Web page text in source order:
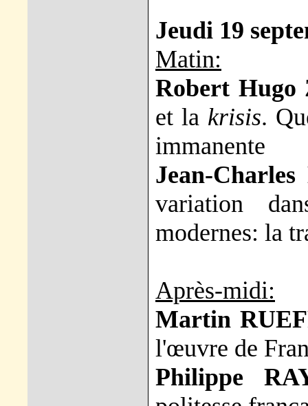
Jeudi 19
Matin:
Robert
et la krisis.
immanente
Jean-
variation
modernes: la
Après-midi:
Martin
l'œuvre de
Philippe